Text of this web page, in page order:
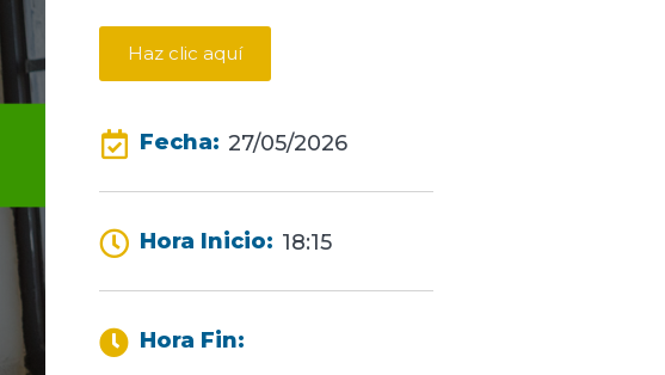
Haz clic aquí
Fecha: 27/05/2026
Hora Inicio: 18:15
Hora Fin: